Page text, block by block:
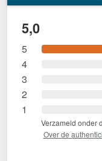
5,0
5
4
3
2
1
Verzameld onder
Over de